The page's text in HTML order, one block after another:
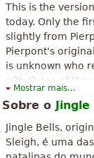
“Um agradável, fácil
“ perfect i liked very
“ Não era o que eu
“ Eu amo este
Ver todos (20)
This is the
today. Only the
slightly from
Pierpont's
is unknown who
with those of the
For the words of
Mostrar mais...
Sobre o Jingle
Jingle Bells,
Sleigh, é uma